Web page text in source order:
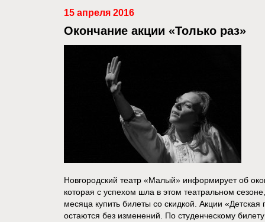
15 апреля 2016
Окончание акции «Только раз»
Новгородский театр «Малый» информирует об
которая с успехом шла в этом театральном
месяца купить билеты со скидкой. Акции
остаются без изменений. По студенческому